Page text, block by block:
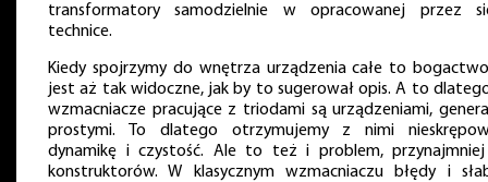
transformatory samodzielnie w opracowanej przez
technice.
Kiedy spojrzymy do wnętrza urządzenia całe to
jest aż tak widoczne, jak by to sugerował opis. A to
wzmacniacze pracujące z triodami są urządzeniami,
prostymi. To dlatego otrzymujemy z nimi
dynamikę i czystość. Ale to też i problem,
konstruktorów. W klasycznym wzmacniaczu błędy i